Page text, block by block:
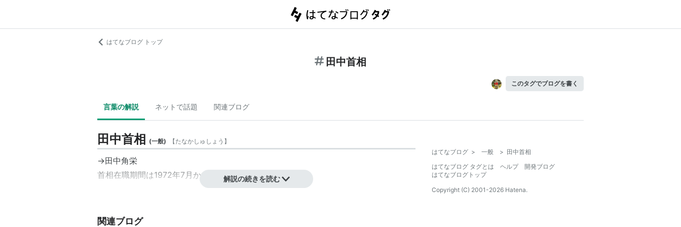
はてなブログ トップ
田中首相
このタグでブログを書く
言葉の解説 ネットで話題 関連ブログ
田中首相 (一般) 【たなかしゅしょう 】
→田中角栄
首相在職期間は1972年7月から1974年11月まで。
解説の続きを読む
関連ブログ
はてなブログ > 一般 > 田中首相
はてなブログ タグとは
ヘルプ
開発ブログ
はてなブログトップ
Copyright (C) 2001-2026 Hatena.